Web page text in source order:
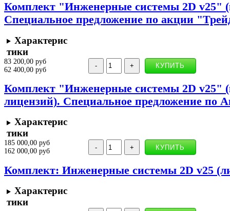
Комплект "Инженерные системы 2D v25"
Специальное предложение по акции
Характерис
тики
83 200,00 руб
62 400,00 руб
Комплект "Инженерные системы 2D v25"
лицензий). Специальное предложение
Характерис
тики
185 000,00 руб
162 000,00 руб
Комплект: Инженерные системы 2D v25
Характерис
тики